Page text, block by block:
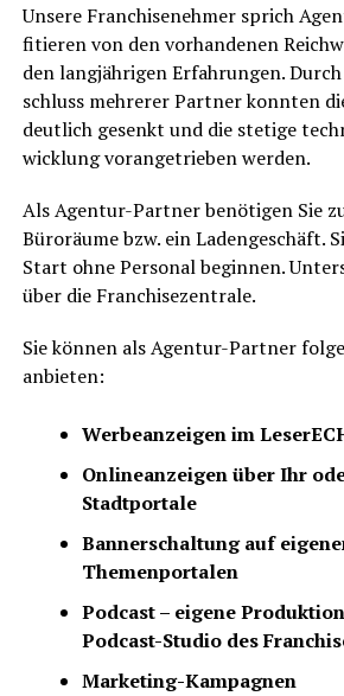
Unse­re Fran­chise­neh­mer sprich
fi­tie­ren von den vor­han­de­nen
den lang­jäh­ri­gen Erfah­run­gen.
schluss meh­re­rer Part­ner konn­ten
deut­lich gesenkt und die ste­ti­ge
wick­lung vor­an­ge­trie­ben werden.
Als Agen­tur-Part­ner benö­ti­gen Sie
Büro­räu­me bzw. ein Laden­ge­schäft.
Start ohne Per­so­nal begin­nen.
über die Franchisezentrale.
Sie kön­nen als Agen­tur-Part­ner
anbieten:
Wer­be­an­zei­gen im
Online­an­zei­gen über Ihr
Stadtportale
Ban­ner­schal­tung auf
Themenportalen
Pod­cast – eige­ne
Pod­cast-Stu­dio des
Mar­ke­ting-Kam­pa­gnen